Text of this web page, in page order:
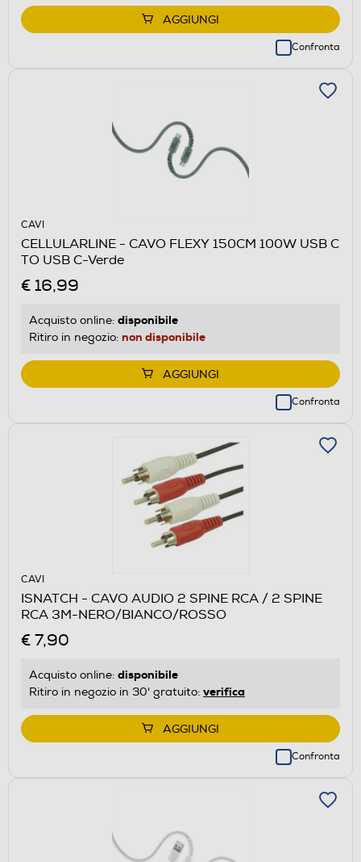
AGGIUNGI
Confronta
CAVI
CELLULARLINE - CAVO FLEXY 150CM 100W USB C
TO USB C-Verde
€ 16,99
Acquisto online: disponibile
Ritiro in negozio: non disponibile
AGGIUNGI
Confronta
CAVI
ISNATCH - CAVO AUDIO 2 SPINE RCA / 2 SPINE
RCA 3M-NERO/BIANCO/ROSSO
€ 7,90
Acquisto online: disponibile
Ritiro in negozio in 30' gratuito: verifica
AGGIUNGI
Confronta